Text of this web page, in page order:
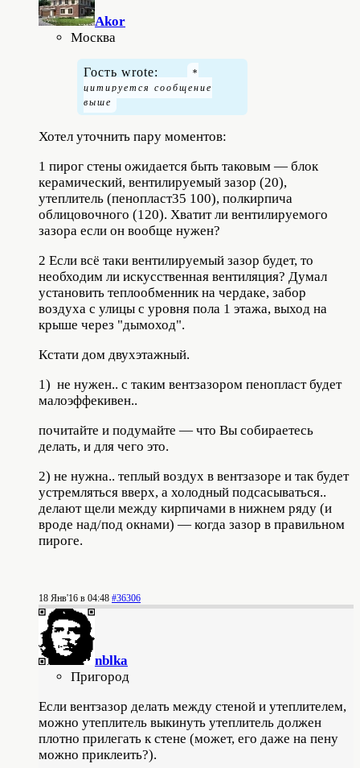
Akor
Москва
Гость wrote:
Хотел уточнить пару моментов:
1 пирог стены ожидается быть таковым — блок
керамический, вентилируемый зазор (20),
утеплитель (пенопласт35 100), полкирпича
облицовочного (120). Хватит ли вентилируемого
зазора если он вообще нужен?
2 Если всё таки вентилируемый зазор будет, то
необходим ли искусственная вентиляция? Думал
установить теплообменник на чердаке, забор
воздуха с улицы с уровня пола 1 этажа, выход на
крыше через "дымоход".
Кстати дом двухэтажный.
1) не нужен.. с таким вентзазором пенопласт будет
малоэффекивен..
почитайте и подумайте — что Вы собираетесь
делать, и для чего это.
2) не нужна.. теплый воздух в вентзазоре и так будет
устремляться вверх, а холодный подсасываться..
делают щели между кирпичами в нижнем ряду (и
вроде над/под окнами) — когда зазор в правильном
пироге.
18 Янв'16 в 04:48 #36306
nblka
Пригород
Если вентзазор делать между стеной и утеплителем,
можно утеплитель выкинуть утеплитель должен
плотно прилегать к стене (может, его даже на пену
можно приклеить?).